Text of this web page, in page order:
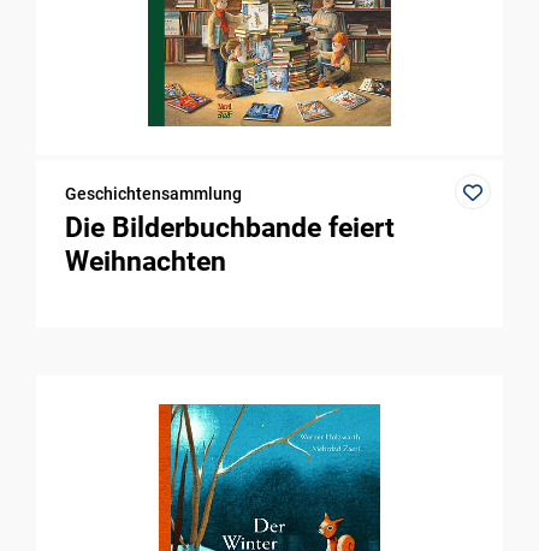
Geschichtensammlung
Die Bilderbuchbande feiert
Weihnachten